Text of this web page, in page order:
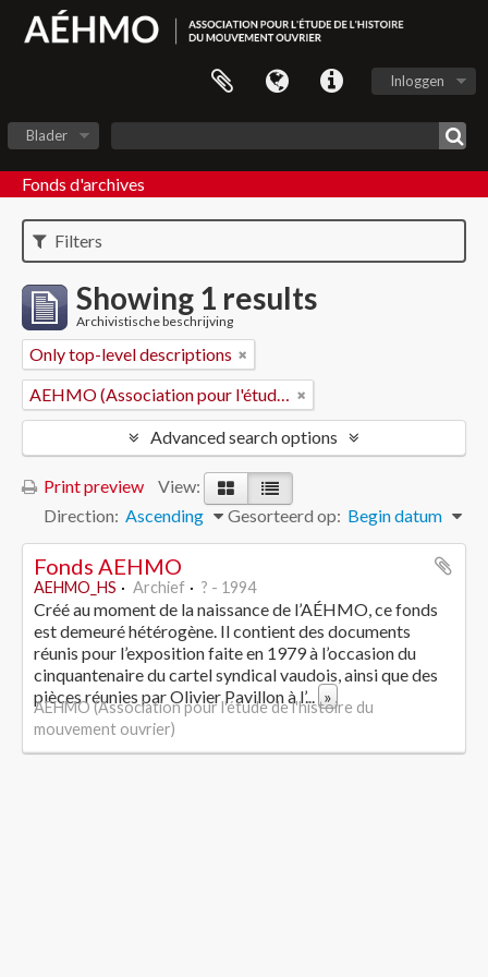
Inloggen
Blader
Fonds d'archives
Filters
Showing 1 results
Archivistische beschrijving
Only top-level descriptions
AEHMO (Association pour l'étude de l'histoire du mouvement ouvrier)
Advanced search options
Print preview
View:
Gesorteerd op: Begin datum
Direction: Ascending
Fonds AEHMO
AEHMO_HS Archief ? - 1994
Créé au moment de la naissance de l’AÉHMO, ce fonds
est demeuré hétérogène. Il contient des documents
réunis pour l’exposition faite en 1979 à l’occasion du
cinquantenaire du cartel syndical vaudois, ainsi que des
pièces réunies par Olivier Pavillon à l’... »
AEHMO (Association pour l'étude de l'histoire du
mouvement ouvrier)